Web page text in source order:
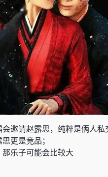
邀请赵露思，纯粹是俩人私
更是竞品；
乐子可能会比较大